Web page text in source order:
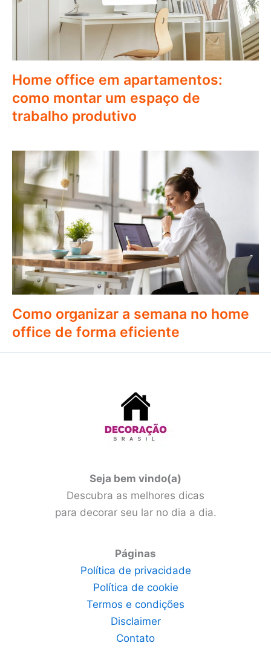
Home office em apartamentos:
como montar um espaço de
trabalho produtivo
Como organizar a semana no home
office de forma eficiente
Seja bem vindo(a)
Descubra as melhores dicas
para decorar seu lar no dia a dia.
Páginas
Política de privacidade
Política de cookie
Termos e condições
Disclaimer
Contato